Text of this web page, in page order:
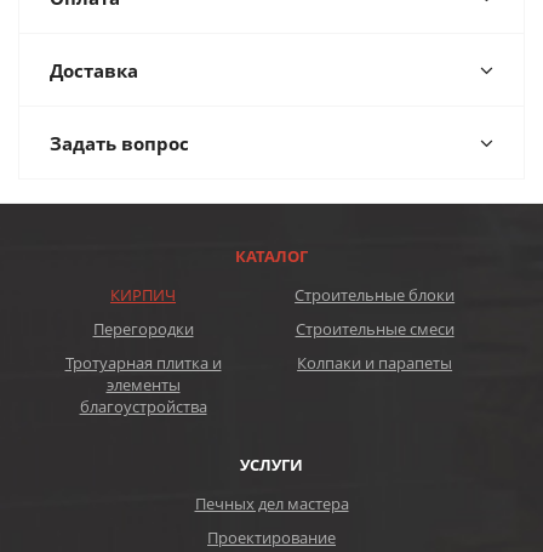
Доставка
Задать вопрос
КАТАЛОГ
КИРПИЧ
Строительные блоки
Перегородки
Строительные смеси
Тротуарная плитка и
элементы
благоустройства
Колпаки и парапеты
УСЛУГИ
Печных дел мастера
Проектирование